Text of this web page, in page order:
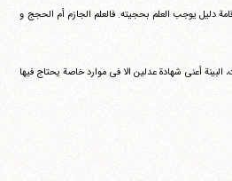
دلیل یوجب العلم بحجیته. فالعلم الجازم أم الحجج و
البینة أعنی شهادة عدلین الا فی موارد خاصة یحتاج فیها